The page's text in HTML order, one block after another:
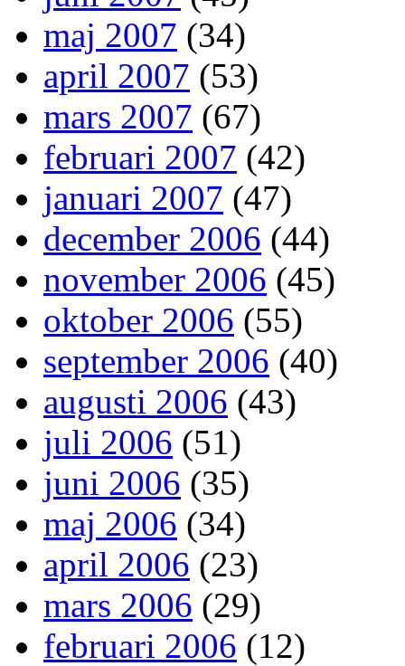
maj 2007 (34)
april 2007 (53)
mars 2007 (67)
februari 2007 (42)
januari 2007 (47)
december 2006 (44)
november 2006 (45)
oktober 2006 (55)
september 2006 (40)
augusti 2006 (43)
juli 2006 (51)
juni 2006 (35)
maj 2006 (34)
april 2006 (23)
mars 2006 (29)
februari 2006 (12)